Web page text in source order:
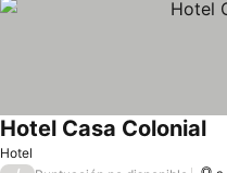
Hotel
Hotel Casa Colonial